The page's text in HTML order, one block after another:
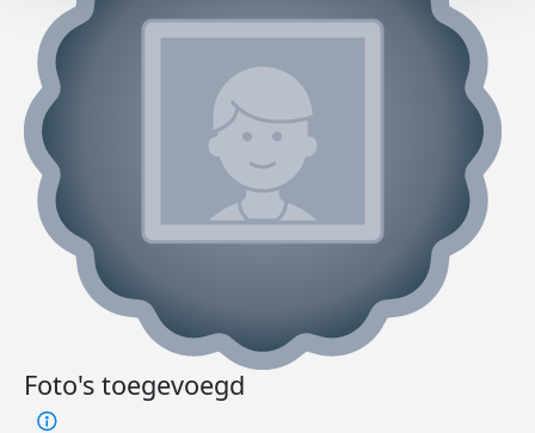
Foto's toegevoegd